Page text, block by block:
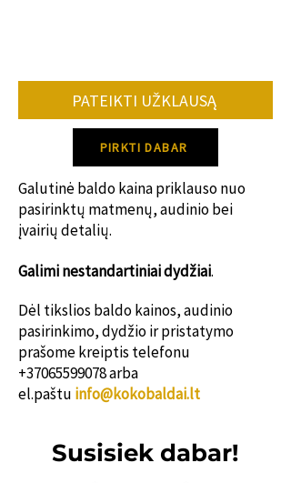
12 savaičių.
Dėl konkretaus gamybos termino
PATEIKTI UŽKLAUSĄ
PIRKTI DABAR
Galutinė baldo kaina priklauso nuo
pasirinktų matmenų, audinio bei
įvairių detalių.
Galimi nestandartiniai dydžiai.
Dėl tikslios baldo kainos, audinio
pasirinkimo, dydžio ir pristatymo
prašome kreiptis telefonu
+37065599078arba
el.paštu info@kokobaldai.lt
Susisiek dabar!